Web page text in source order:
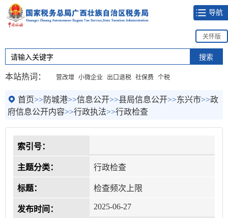
导航
关怀版
本站热词： 营改增 小微企业 出口退税 社保费 个税
首页>>防城港>>信息公开>>县局信息公开>>东兴市>>政
府信息公开内容>>行政执法>>行政检查
索引号：
主题分类： 行政检查
标题： 检查频次上限
发布时间： 2025-06-27